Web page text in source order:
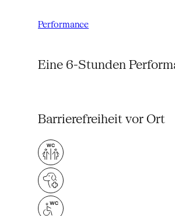
Performance
Eine 6-Stunden
Barrierefreiheit vor Ort